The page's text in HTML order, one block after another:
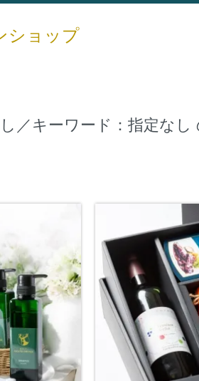
ショップ
／キーワード：指定なし